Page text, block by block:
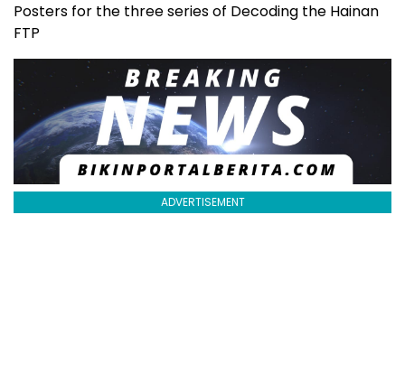
Posters for the three series of Decoding the Hainan
FTP
ADVERTISEMENT